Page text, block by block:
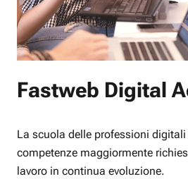
Fastweb Digital
La scuola delle professioni
competenze maggiormente
lavoro in continua evoluzione.